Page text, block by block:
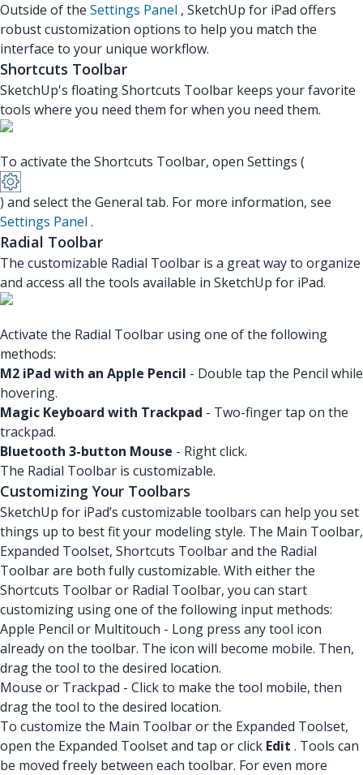
Outside of the Settings Panel , SketchUp for iPad offers
robust customization options to help you match the
interface to your unique workflow.
Shortcuts Toolbar
SketchUp's floating Shortcuts Toolbar keeps your favorite
tools where you need them for when you need them.
To activate the Shortcuts Toolbar, open Settings (
) and select the General tab. For more information, see
Settings Panel .
Radial Toolbar
The customizable Radial Toolbar is a great way to organize
and access all the tools available in SketchUp for iPad.
Activate the Radial Toolbar using one of the following
methods:
M2 iPad with an Apple Pencil - Double tap the Pencil while
hovering.
Magic Keyboard with Trackpad - Two-finger tap on the
trackpad.
Bluetooth 3-button Mouse - Right click.
The Radial Toolbar is customizable.
Customizing Your Toolbars
SketchUp for iPad’s customizable toolbars can help you set
things up to best fit your modeling style. The Main Toolbar,
Expanded Toolset, Shortcuts Toolbar and the Radial
Toolbar are both fully customizable. With either the
Shortcuts Toolbar or Radial Toolbar, you can start
customizing using one of the following input methods:
Apple Pencil or Multitouch - Long press any tool icon
already on the toolbar. The icon will become mobile. Then,
drag the tool to the desired location.
Mouse or Trackpad - Click to make the tool mobile, then
drag the tool to the desired location.
To customize the Main Toolbar or the Expanded Toolset,
open the Expanded Toolset and tap or click Edit . Tools can
be moved freely between each toolbar. For even more